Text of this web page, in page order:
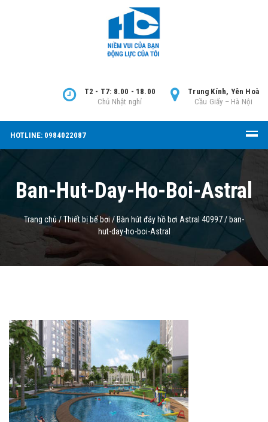
Trung Kính, Yên Hoà
Cầu Giấy – Hà Nội
T2 - T7: 8.00 - 18.00
Chủ Nhật nghỉ
HOTLINE: 0984022087
Ban-Hut-Day-Ho-Boi-Astral
Trang chủ/Thiết bị bể bơi/ Bàn hút đáy hồ bơi Astral 40997/ ban-
hut-day-ho-boi-Astral